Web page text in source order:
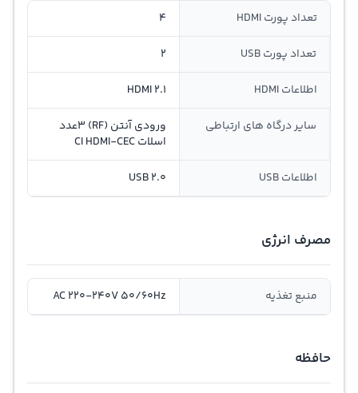
تعداد پورت HDMI 4
تعداد پورت USB 2
اطلاعات HDMI HDMI 2.1
سایر درگاه های ارتباطی
ورودی آنتن (RF) 3عدد
اسلات CI HDMI-CEC
اطلاعات USB USB 2.0
مصرف انرژی
منبع تغذیه AC 220-240V 50/60Hz
حافظه